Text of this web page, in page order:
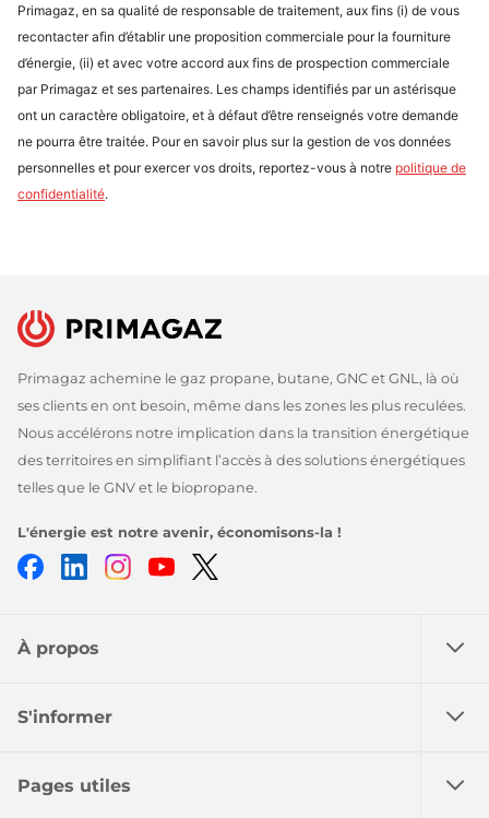
Primagaz, en sa qualité de responsable de traitement, aux fins (i) de vous
recontacter afin d’établir une proposition commerciale pour la fourniture
d’énergie, (ii) et avec votre accord aux fins de prospection commerciale
par Primagaz et ses partenaires. Les champs identifiés par un astérisque
ont un caractère obligatoire, et à défaut d’être renseignés votre demande
ne pourra être traitée. Pour en savoir plus sur la gestion de vos données
personnelles et pour exercer vos droits, reportez-vous à notre politique de
confidentialité.
Primagaz achemine le gaz propane, butane, GNC et GNL, là où
ses clients en ont besoin, même dans les zones les plus reculées.
Nous accélérons notre implication dans la transition énergétique
des territoires en simplifiant l’accès à des solutions énergétiques
telles que le GNV et le biopropane.
L'énergie est notre avenir, économisons-la !
FacebookLinkedInInstagram
Youtube
À propos
S'informer
Pages utiles